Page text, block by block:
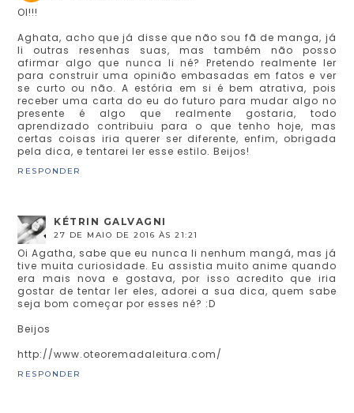
OI!!!
Aghata, acho que já disse que não sou fã de manga, já
li outras resenhas suas, mas também não posso
afirmar algo que nunca li né? Pretendo realmente ler
para construir uma opinião embasadas em fatos e ver
se curto ou não. A estória em si é bem atrativa, pois
receber uma carta do eu do futuro para mudar algo no
presente é algo que realmente gostaria, todo
aprendizado contribuiu para o que tenho hoje, mas
certas coisas iria querer ser diferente, enfim, obrigada
pela dica, e tentarei ler esse estilo. Beijos!
RESPONDER
KÉTRIN GALVAGNI
27 DE MAIO DE 2016 ÀS 21:21
Oi Agatha, sabe que eu nunca li nenhum mangá, mas já
tive muita curiosidade. Eu assistia muito anime quando
era mais nova e gostava, por isso acredito que iria
gostar de tentar ler eles, adorei a sua dica, quem sabe
seja bom começar por esses né? :D
Beijos
http://www.oteoremadaleitura.com/
RESPONDER